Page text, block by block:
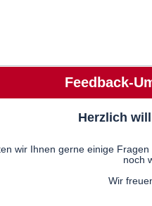
Feedback-
Herzlich
wir Ihnen gerne einige
noch
Wir